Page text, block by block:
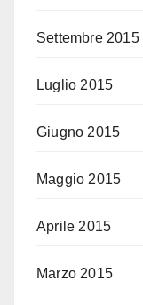
Settembre 2015
Luglio 2015
Giugno 2015
Maggio 2015
Aprile 2015
Marzo 2015